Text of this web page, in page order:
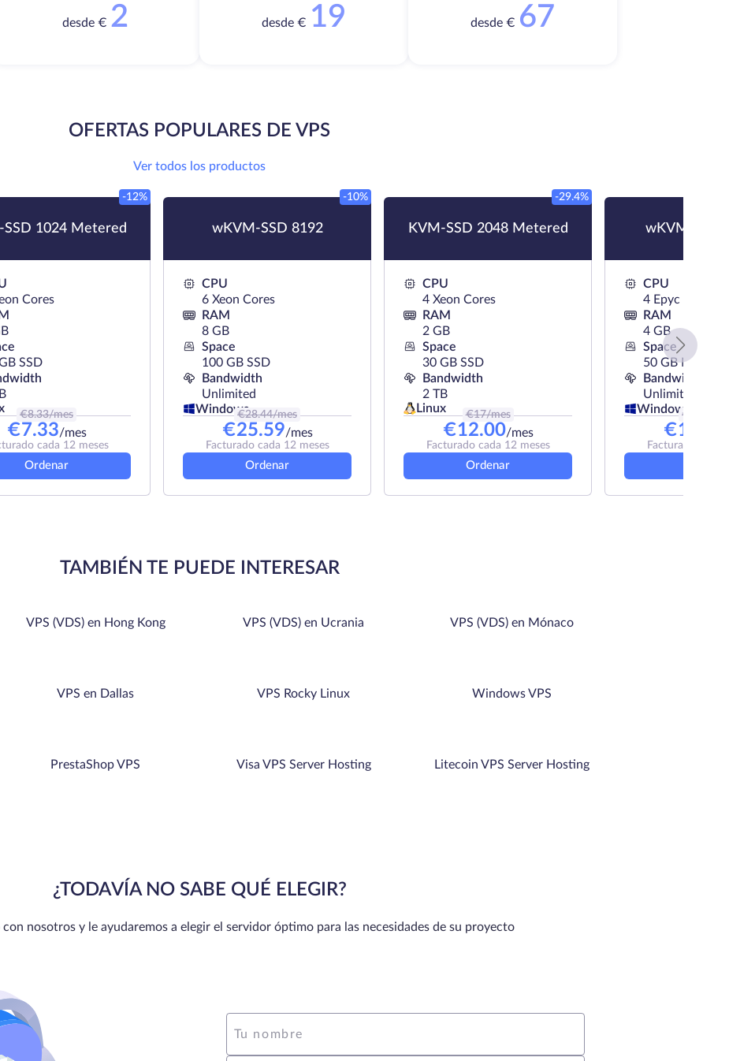
desde € 2 desde € 19 desde € 67
OFERTAS POPULARES DE VPS
Ver todos los productos
SSD 1024 Metered
-12%
Cores
SSD
€8.33/mes
€7.33/mes
cada 12 meses
Ordenar
wKVM-SSD 8192
-10%
CPU
6 Xeon Cores
RAM
8 GB
Space
100 GB SSD
Bandwidth
Unlimited
Windows
€28.44/mes
€25.59/mes
Facturado cada 12 meses
Ordenar
KVM-SSD 2048 Metered
-29.4%
CPU
4 Xeon Cores
RAM
2 GB
Space
30 GB SSD
Bandwidth
2 TB
Linux
€17/mes
€12.00/mes
Facturado cada 12 meses
Ordenar
wKVM-
CPU
4 Epyc Cores
RAM
4 GB
Space
50 GB NVMe
Bandwidth
Unlimited
Windows€
€16.29
Facturado cada
TAMBIÉN TE PUEDE INTERESAR
VPS (VDS) en Hong Kong VPS (VDS) en Ucrania VPS (VDS) en Mónaco
VPS en Dallas VPS Rocky Linux Windows VPS
PrestaShop VPS Visa VPS Server Hosting Litecoin VPS Server Hosting
¿TODAVÍA NO SABE QUÉ ELEGIR?
con nosotros y le ayudaremos a elegir el servidor óptimo para las necesidades de su proyecto
Tu nombre